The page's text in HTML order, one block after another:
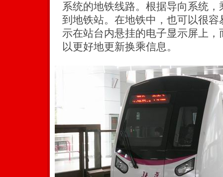
系统的地铁线路。根据导向系统
到地铁站。在地铁中，也可以很
示在站台内悬挂的电子显示屏上
以更好地更新换乘信息。